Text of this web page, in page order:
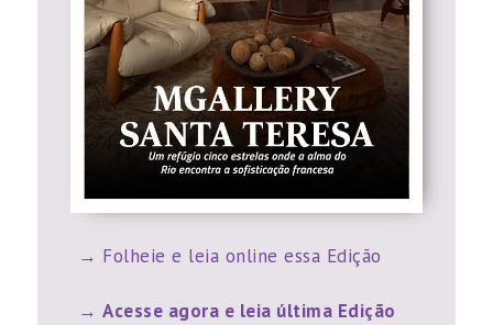
Folheie e leia online essa Edição
Acesse agora e leia última Edição